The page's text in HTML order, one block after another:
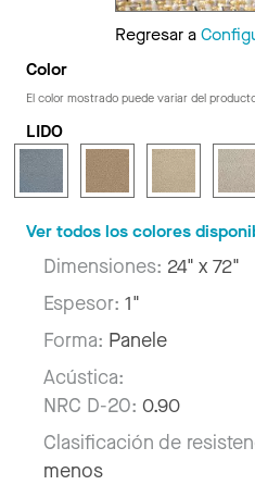
Regresar a
Color
El color mostrado puede variar del
LIDO
Ver todos los colores
Dimensiones: 24" x 72"
Espesor: 1"
Forma: Panele
Acústica:
NRC D-20: 0.90
Clasificación de
menos